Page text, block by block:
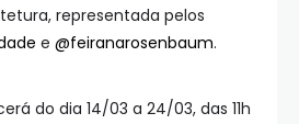
representada pelos
e @feiranarosenbaum.
do dia 14/03 a 24/03, das 11h